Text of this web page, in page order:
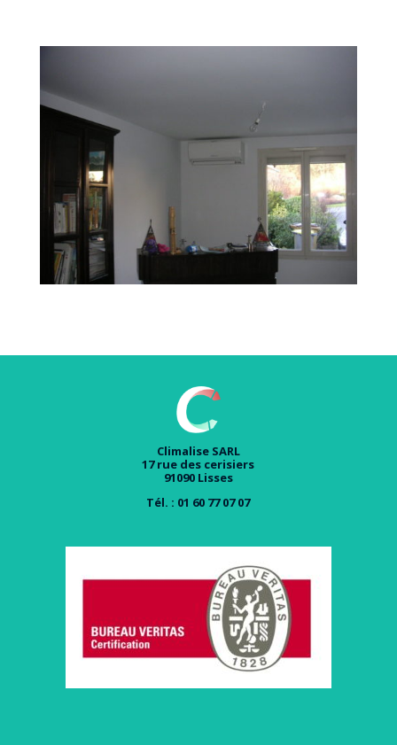
Climalise SARL
17 rue des cerisiers
91090 Lisses
Tél. : 01 60 77 07 07